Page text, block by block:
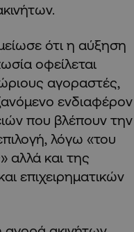
ότι η αύξηση
οφείλεται
αγοραστές,
ενδιαφέρον
που βλέπουν την
λόγω «του
αλλά και της
επιχειρηματικών